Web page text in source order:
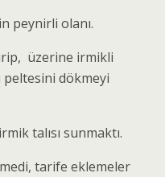
peynirli olanı.
üzerine irmikli
peltesini dökmeyi
talısı sunmaktı.
tarife eklemeler